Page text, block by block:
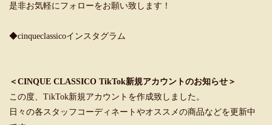
是非お気軽にフォローをお願い致します！
◆cinqueclassicoインスタグラム
＜CINQUE CLASSICO TikTok新規アカウントのお知らせ＞
この度、TikTok新規アカウントを作成致しました。
日々の各スタッフコーディネートやオススメの商品などを更新中